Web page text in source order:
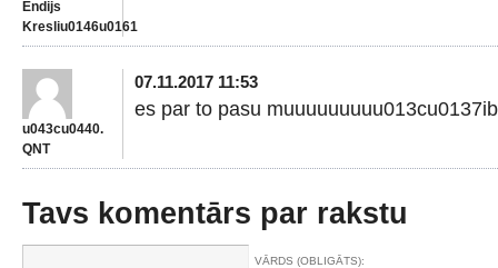
Endijs
Kresliu0146u0161
u043cu0440.
QNT
07.11.2017 11:53
es par to pasu
Tavs komentārs par rakstu
VĀRDS (OBLIGĀTS):